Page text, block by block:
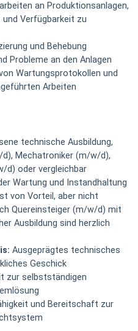
an Produktionsanlagen,
Verfügbarkeit zu
und Behebung
Probleme an den Anlagen
Wartungsprotokollen und
Arbeiten
technische Ausbildung,
Mechatroniker (m/w/d),
d) oder vergleichbar
Wartung und Instandhaltung
von Vorteil, aber nicht
Quereinsteiger (m/w/d) mit
Ausbildung sind herzlich
Ausgeprägtes technisches
Geschick
zur selbstständigen
und Bereitschaft zur